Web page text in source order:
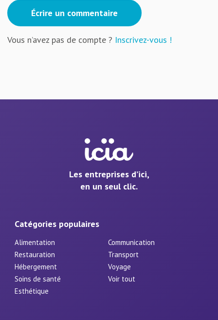
Écrire un commentaire
Vous n’avez pas de compte ? Inscrivez-vous !
Les entreprises d’ici,
en un seul clic.
Catégories populaires
Alimentation
Communication
Restauration
Transport
Hébergement
Voyage
Soins de santé
Voir tout
Esthétique